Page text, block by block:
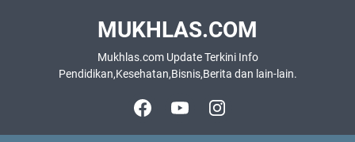
MUKHLAS.COM
Mukhlas.com Update Terkini Info
Pendidikan,Kesehatan,Bisnis,Berita dan lain-lain.